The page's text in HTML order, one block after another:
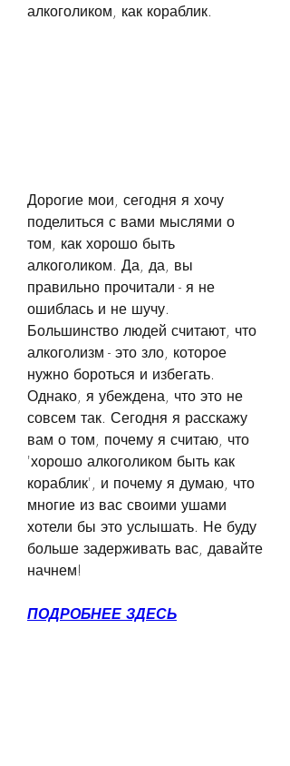
алкоголиком, как кораблик.
Дорогие мои, сегодня я хочу
поделиться с вами мыслями о
том, как хорошо быть
алкоголиком. Да, да, вы
правильно прочитали - я не
ошиблась и не шучу.
Большинство людей считают, что
алкоголизм - это зло, которое
нужно бороться и избегать.
Однако, я убеждена, что это не
совсем так. Сегодня я расскажу
вам о том, почему я считаю, что
'хорошо алкоголиком быть как
кораблик', и почему я думаю, что
многие из вас своими ушами
хотели бы это услышать. Не буду
больше задерживать вас, давайте
начнем!
ПОДРОБНЕЕ ЗДЕСЬ